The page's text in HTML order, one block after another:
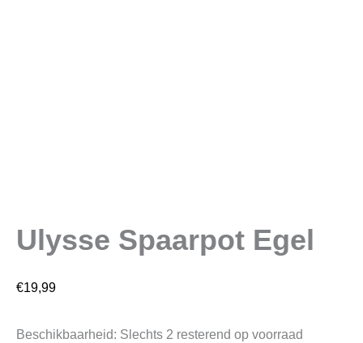
Ulysse Spaarpot Egel
€19,99
Beschikbaarheid: Slechts 2 resterend op voorraad